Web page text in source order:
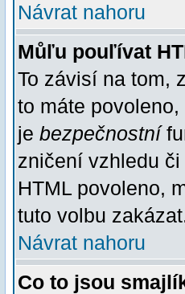
Návrat nahoru
Můľu pouľívat
To závisí na tom,
to máte
je bezpečnostní
zničení vzhledu
HTML povoleno,
tuto volbu
Návrat nahoru
Co to jsou